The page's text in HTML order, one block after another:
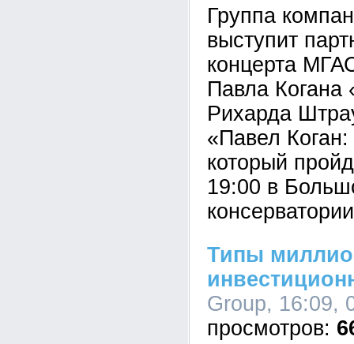
Группа
выступит
концерта
Павла Когана
Рихарда
«Павел
который
19:00 в
Типы
Group, 16:09,